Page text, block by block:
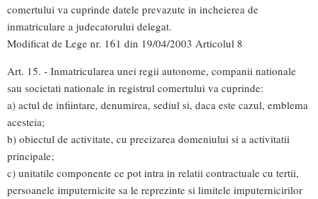
comertului va cuprinde datele prevazute in incheierea de
inmatriculare a judecatorului delegat.
Modificat de Lege nr. 161 din 19/04/2003 Articolul 8
Art. 15. - Inmatricularea unei regii autonome, companii nationale
sau societati nationale in registrul comertului va cuprinde:
a) actul de infiintare, denumirea, sediul si, daca este cazul, emblema
acesteia;
b) obiectul de activitate, cu precizarea domeniului si a activitatii
principale;
c) unitatile componente ce pot intra in relatii contractuale cu tertii,
persoanele imputernicite sa le reprezinte si limitele imputernicirilor